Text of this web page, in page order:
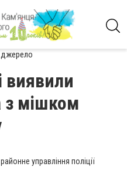
виявили
з мішком
управління поліції